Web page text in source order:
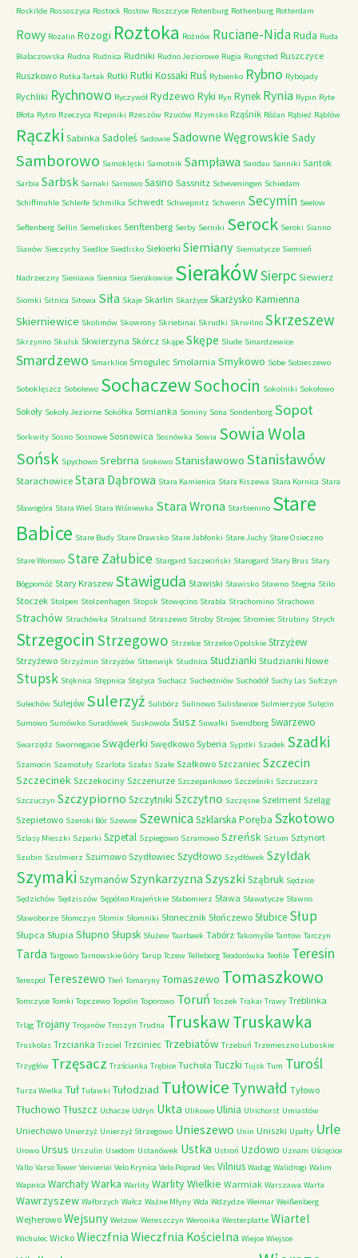
Roskilde Rossoszyca Rostock Rostow Roszczyce Rotenburg Rothenburg Rotterdam
Rowy Rozalin Rozogi Roztoka Rożnów Ruciane-NidaRuda Ruda
Białaczowska Rudna Rudnica Rudniki Rudno Jeziorowe Rugia Rungsted Ruszczyce
Ruszkowo Rutka-Tartak Rutki Rutki Kossaki Ruś Rybienko Rybno Rybojady
Rychliki Rychnowo Ryczywół Rydzewo Ryki Ryn Rynek Rynia Rypin Ryte
Błota Rytro Rzeczyca Rzepniki Rzeszów Rzuców Rzymsko Rząśnik Różan Rąbież Rąblów
Rączki Sabinka Sadoleś Sadowie Sadowne Węgrowskie Sady
Samborowo Samoklęski Samotnik Sampława Sandau Sanniki Santok
Sarbia Sarbsk Sarnaki Sarnowo Sasino Sassnitz Scheveningen Schiedam
Schiffmuhle Schleife Schmilka Schwedt Schwepnitz Schwerin Secymin Seelow
Seftenberg Sellin Semeliskes Senftenberg Serby Serniki Serock Seroki Sianno
Sianów Sieczychy Siedlce Siedlisko Siekierki Siemiany Siemiatycze Siemień
Nadrzeczny Sieniawa Siennica Sierakowice SierakówSierpc Siewierz
Siomki Sitnica Sitowa Siła Skaje Skarlin Skarżyce Skarżysko Kamienna
Skierniewice Skolimów Skowrony Skriebinai Skrudki Skrwilno Skrzeszew
Skrzynno Skulsk Skwierzyna Skórcz Skąpe Skępe Slude Smardzewice
Smardzewo Smarklice Smogulec Smolarnia Smykowo Sobe Sobieszewo
Soboklęszcz Sobolewo SochaczewSochocin Sokolniki Sokołowo
Sokoły Sokoły Jeziorne Sokółka Somianka Sominy Sona Sondenborg Sopot
Sorkwity Sosno Sosnowe Sosnowica Sosnówka Sowia Sowia Wola
Sońsk Spychowo Srebrna Srokowo Stanisławowo Stanisławów
Starachowice Stara Dąbrowa Stara Kamienica Stara Kiszewa Stara Kornica Stara
Sławogóra Stara Wieś Stara Wiśniewka Stara Wrona Starbienino Stare
Babice Stare Budy Stare Drawsko Stare Jabłonki Stare Juchy Stare Osieczno
Stare Worowo Stare Załubice Stargard Szczeciński Starogard Stary Brus Stary
Bógpomóż Stary Kraszew Stawiguda Stawiski Stawisko Stawno Stegna Stilo
Stoczek Stolpen Stolzenhagen Stopsk Stowęcino Strabla Strachomino Strachowo
Strachów Strachówka Stralsund Straszewo Stroby Strojec Stromiec Strubiny Strych
Strzegocin Strzegowo Strzelce Strzelce Opolskie Strzyżew
Strzyżewo Strzyżmin Strzyżów Sttenwijk Studnica Studzianki Studzianki Nowe
Stupsk Stęknica Stępnica Stężyca Suchacz Suchedniów Suchodół Suchy Las Sufczyn
Sulechów Sulejów Sulerzyż Sulibórz Sulinowo Sulisławice Sulmierzyce Sulęcin
Sumowo Sumówko Suradówek Suskowola Susz Suwałki Svendborg Swarzewo
Swarzędz Swornegacie Swąderki Swędkowo Syberia Sypitki Szadek Szadki
Szamocin Szamotuły Szarlota Szałas Szałe Szałkowo Szczaniec Szczecin
Szczecinek Szczekociny Szczenurze Szczepankowo Szcześniki Szczuczarz
Szczuczyn Szczypiorno Szczytniki Szczytno Szczęsne Szelment Szeląg
Szepietowo Szeroki Bór Szewce SzewnicaSzklarska Poręba Szkotowo
Szlasy Mieszki Szparki Szpetal Szpiegowo Szramowo Szreńsk Sztum Sztynort
Szubin Szulmierz Szumowo Szydłowiec Szydłowo Szydłówek Szyldak
Szymaki SzymanówSzynkarzyzna Szyszki Sząbruk Sędzice
Sędzichów Sędziszów Sępólno Krajeńskie Słabomierz Sława Sławatycze Sławno
Sławoborze Słomczyn Słomin Słomniki Słonecznik Słończewo Słubice Słup
Słupca Słupia Słupno Słupsk Służew Taarbaek Tabórz Takomyśle Tantow Tarczyn
Tarda Targowo Tarnowskie Góry Tarup Tczew Telleborg Teodorówka Teofile Teresin
Terespol Tereszewo Tleń Tomaryny Tomaszewo Tomaszkowo
Tomczyce Tomki Topczewo Topolin Toporowo Toruń Toszek Trakai Trawy Treblinka
Trląg Trojany Trojanów Troszyn Trudna TruskawTruskawka
Truskolas Trzcianka Trzciel Trzciniec Trzebiatów Trzebuń Trzemeszno Lubuskie
Trzygłów Trzęsacz Trzścianka Trębice Tuchola Tuczki Tujsk Tum Turośl
Turza Wielka Tuł Tuławki Tułodziad Tułowice Tynwałd Tyłowo
Tłuchowo Tłuszcz Uchacze Udryn Ukta Ulikowo Ulinia Ulrichorst Umiastów
Uniechowo Unierzyż Unierzyż Strzegowo Unieszewo Unin Uniszki Upałty Urle
Urowo Ursus Urszulin Usedom Ustanówek Ustka Ustroń Uzdowo Uznam Uścięcice
Vallo Varso Tower Veivieriai Velo Krynica Velo Poprad Ves Vilnius Wadąg Walidrogi Walim
Wapnica WarchałyWarka Warlity Warlity Wielkie Warmiak Warszawa Warta
Wawrzyszew Wałbrzych Wałcz Ważne Młyny Wda Wdzydze Weimar Weißenberg
Wejherowo Wejsuny Welzow Wereszczyn Weronika Westerplatte Wiartel
Wichulec Wicko Wieczfnia Wieczfnia Kościelna Wiejce Wiejsce